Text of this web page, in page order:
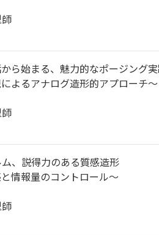
ら始まる、魅力的なポージング
よるアナログ造形的アプローチ〜
、説得力のある質感造形
情報量のコントロール〜